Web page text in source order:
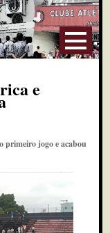
e
primeiro jogo e acabou